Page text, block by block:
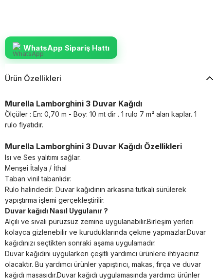
WhatsApp Sipariş Hattı
Ürün Özellikleri
Murella Lamborghini 3 Duvar Kağıdı
Ölçüler : En: 0,70 m - Boy: 10 mt dir . 1 rulo 7 m² alan kaplar. 1
rulo fiyatıdır.
Murella Lamborghini 3 Duvar Kağıdı Özellikleri
Isı ve Ses yalıtımı sağlar.
Menşei İtalya / İthal
Taban vinil tabanlıdır.
Rulo halindedir. Duvar kağıdının arkasına tutkalı sürülerek
yapıştırma işlemi gerçekleştirilir.
Duvar kağıdı Nasıl Uygulanır ?
Alçılı ve sıvalı pürüzsüz zemine uygulanabilir.Birleşim yerleri
kolayca gizlenebilir ve kuruduklarında çekme yapmazlar.Duvar
kağıdınızı seçtikten sonraki aşama uygulamadır.
Duvar kağıdını uygularken çeşitli yardımcı ürünlere ihtiyacınız
olacaktır. Bu yardımcı ürünler yapıştırıcı, makas, fırça ve duvar
kağıdı masasıdır.Duvar kağıdı uygulamasında yardımcı ürünler